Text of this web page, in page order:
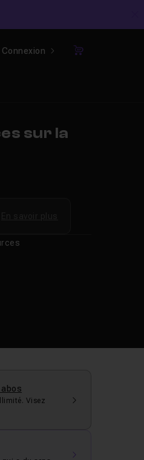
Connexion
Panier
sur la
Visez